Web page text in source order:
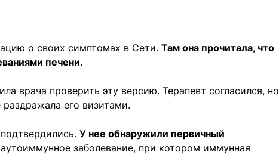
о своих симптомах в Сети. Там она прочитала, что
печени.
врача проверить эту версию. Терапевт согласился, но
его визитами.
У нее обнаружили первичный
заболевание, при котором иммунная